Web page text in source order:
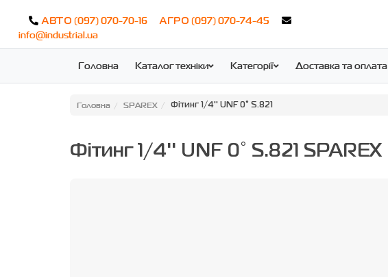
АВТО (097) 070-70-16 АГРО (097) 070-74-45
info@industrial.ua
Головна Каталог техніки Категорії Доставка та оплата
Головна SPAREX Фітинг 1/4'' UNF 0° S.821
Фітинг 1/4'' UNF 0° S.821 SPAREX